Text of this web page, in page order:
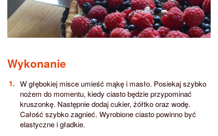
Wykonanie
W głębokiej misce umieść mąkę i masło. Posiekaj szybko
nożem do momentu, kiedy ciasto będzie przypominać
kruszonkę. Następnie dodaj cukier, żółtko oraz wodę.
Całość szybko zagnieć. Wyrobione ciasto powinno być
elastyczne i gładkie.